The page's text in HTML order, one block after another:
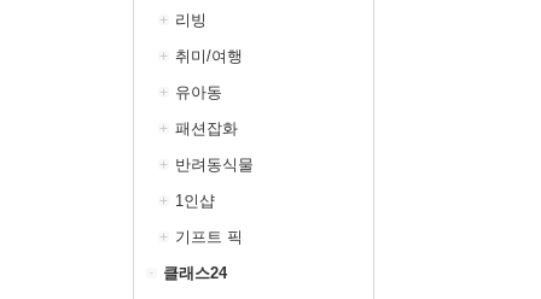
리빙
취미/여행
유아동
패션잡화
반려동식물
1인샵
기프트 픽
클래스24